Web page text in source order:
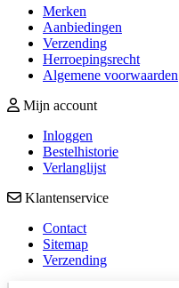
Merken
Aanbiedingen
Verzending
Herroepingsrecht
Algemene voorwaarden
Mijn account
Inloggen
Bestelhistorie
Verlanglijst
Klantenservice
Contact
Sitemap
Verzending